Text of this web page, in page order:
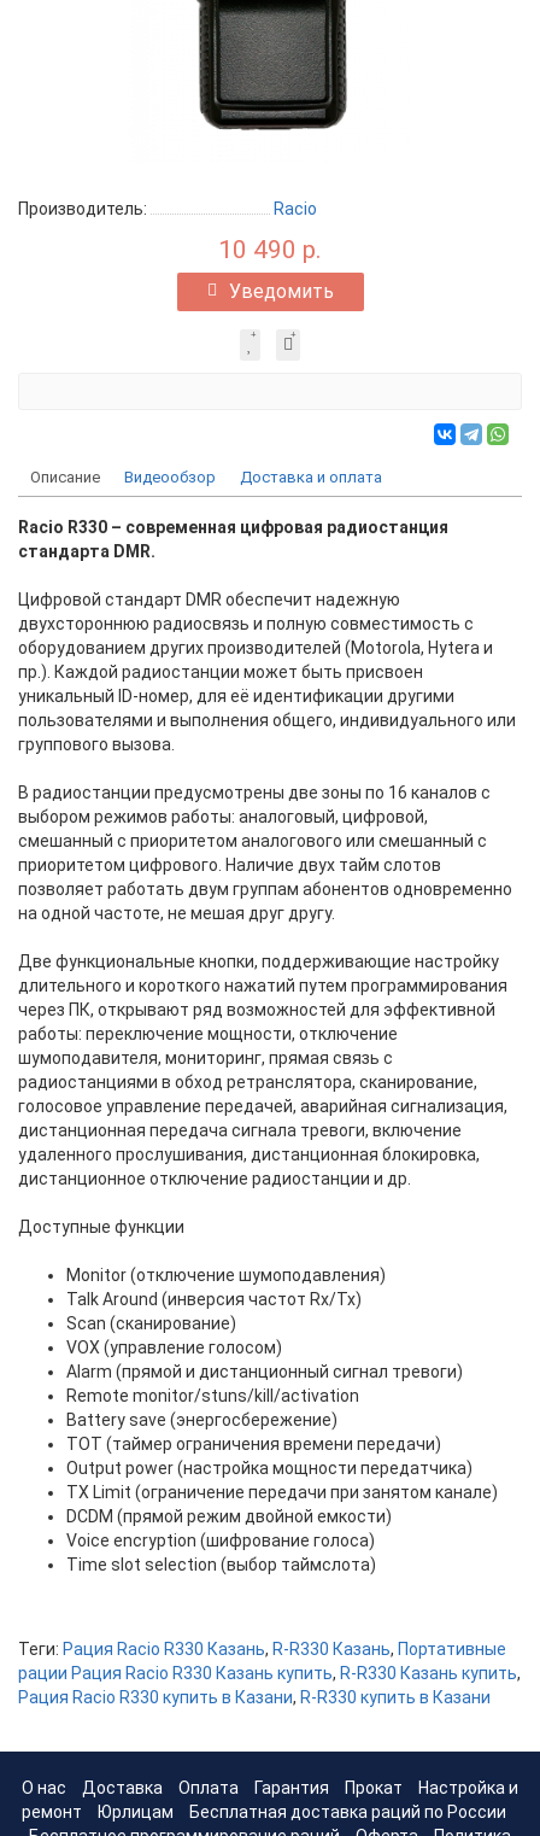
Производитель: Racio
10 490 р.
Уведомить
Описание Видеообзор Доставка и оплата
Racio R330 – современная цифровая радиостанция
стандарта DMR.
Цифровой стандарт DMR обеспечит надежную
двухстороннюю радиосвязь и полную совместимость с
оборудованием других производителей (Motorola, Hytera и
пр.). Каждой радиостанции может быть присвоен
уникальный ID-номер, для её идентификации другими
пользователями и выполнения общего, индивидуального или
группового вызова.
В радиостанции предусмотрены две зоны по 16 каналов с
выбором режимов работы: аналоговый, цифровой,
смешанный с приоритетом аналогового или смешанный с
приоритетом цифрового. Наличие двух тайм слотов
позволяет работать двум группам абонентов одновременно
на одной частоте, не мешая друг другу.
Две функциональные кнопки, поддерживающие настройку
длительного и короткого нажатий путем программирования
через ПК, открывают ряд возможностей для эффективной
работы: переключение мощности, отключение
шумоподавителя, мониторинг, прямая связь с
радиостанциями в обход ретранслятора, сканирование,
голосовое управление передачей, аварийная сигнализация,
дистанционная передача сигнала тревоги, включение
удаленного прослушивания, дистанционная блокировка,
дистанционное отключение радиостанции и др.
Доступные функции
Monitor (отключение шумоподавления)
Talk Around (инверсия частот Rx/Tx)
Scan (сканирование)
VOX (управление голосом)
Alarm (прямой и дистанционный сигнал тревоги)
Remote monitor/stuns/kill/activation
Battery save (энергосбережение)
TOT (таймер ограничения времени передачи)
Output power (настройка мощности передатчика)
TX Limit (ограничение передачи при занятом канале)
DCDM (прямой режим двойной емкости)
Voice encryption (шифрование голоса)
Time slot selection (выбор таймслота)
Теги: Рация Racio R330 Казань, R-R330 Казань, Портативные
рации Рация Racio R330 Казань купить, R-R330 Казань купить,
Рация Racio R330 купить в Казани, R-R330 купить в Казани
О нас Доставка Оплата Гарантия Прокат
Настройка и
ремонт
Юрлицам
Бесплатная доставка раций по России